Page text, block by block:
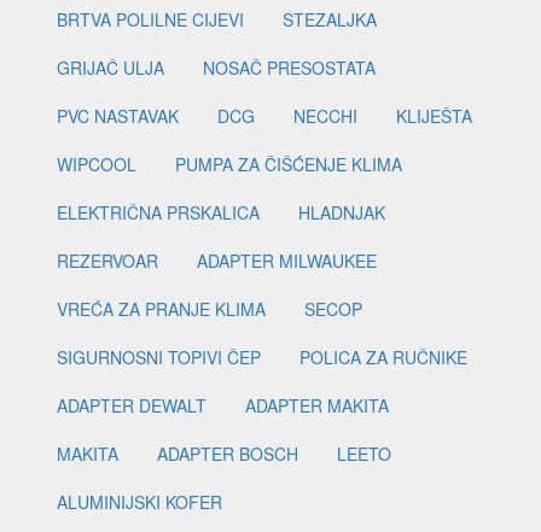
BRTVA POLILNE CIJEVI
STEZALJKA
GRIJAČ ULJA
NOSAČ PRESOSTATA
PVC NASTAVAK
DCG NECCHI
KLIJEŠTA
WIPCOOL
PUMPA ZA ČIŠĆENJE KLIMA
ELEKTRIČNA PRSKALICA
HLADNJAK
REZERVOAR
ADAPTER MILWAUKEE
VREĆA ZA PRANJE KLIMA
SECOP
SIGURNOSNI TOPIVI ČEP
POLICA ZA RUČNIKE
ADAPTER DEWALT
ADAPTER MAKITA
MAKITA
ADAPTER BOSCH
LEETO
ALUMINIJSKI KOFER